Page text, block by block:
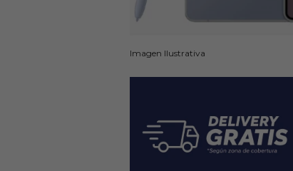
Imagen Ilustrativa